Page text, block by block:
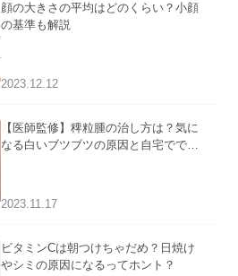
顔の大きさの平均はどのくらい？小顔
の基準も解説
2023.12.12
【医師監修】稗粒腫の治し方は？気に
なる白いブツブツの原因と自宅ででき
2023.11.17
ビタミンCは朝つけちゃだめ？日焼け
やシミの原因になるってホント？